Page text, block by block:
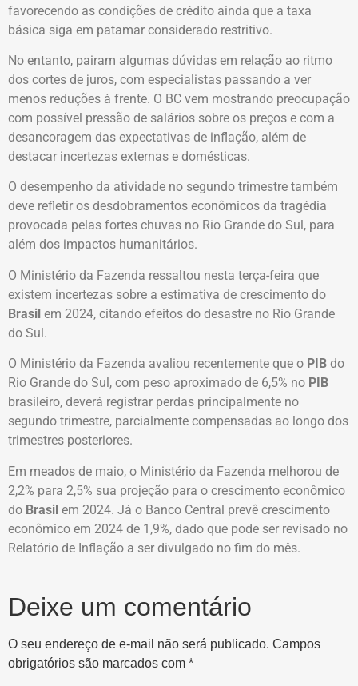
favorecendo as condições de crédito ainda que a taxa
básica siga em patamar considerado restritivo.
No entanto, pairam algumas dúvidas em relação ao ritmo
dos cortes de juros, com especialistas passando a ver
menos reduções à frente. O BC vem mostrando preocupação
com possível pressão de salários sobre os preços e com a
desancoragem das expectativas de inflação, além de
destacar incertezas externas e domésticas.
O desempenho da atividade no segundo trimestre também
deve refletir os desdobramentos econômicos da tragédia
provocada pelas fortes chuvas no Rio Grande do Sul, para
além dos impactos humanitários.
O Ministério da Fazenda ressaltou nesta terça-feira que
existem incertezas sobre a estimativa de crescimento do
Brasil em 2024, citando efeitos do desastre no Rio Grande
do Sul.
O Ministério da Fazenda avaliou recentemente que o PIB do
Rio Grande do Sul, com peso aproximado de 6,5% no PIB
brasileiro, deverá registrar perdas principalmente no
segundo trimestre, parcialmente compensadas ao longo dos
trimestres posteriores.
Em meados de maio, o Ministério da Fazenda melhorou de
2,2% para 2,5% sua projeção para o crescimento econômico
do Brasil em 2024. Já o Banco Central prevê crescimento
econômico em 2024 de 1,9%, dado que pode ser revisado no
Relatório de Inflação a ser divulgado no fim do mês.
Deixe um comentário
O seu endereço de e-mail não será publicado. Campos
obrigatórios são marcados com *